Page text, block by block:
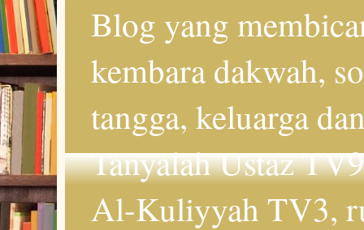
Blog yang
kembara dakwah,
tangga, keluarga
Tanyalah Ustaz
Al-Kuliyyah TV3,